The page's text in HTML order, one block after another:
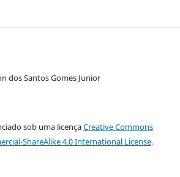
dos Santos Gomes Junior
sob uma licençaCreative Commons
ShareAlike 4.0 International License.